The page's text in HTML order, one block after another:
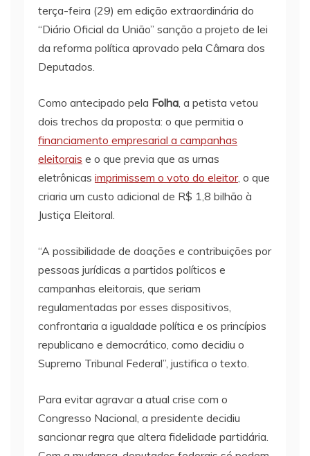
terça-feira (29) em edição extraordinária do
“Diário Oficial da União” sanção a projeto de lei
da reforma política aprovado pela Câmara dos
Deputados.
Como antecipado pela Folha, a petista vetou
dois trechos da proposta: o que permitia o
financiamento empresarial a campanhas
eleitorais e o que previa que as urnas
eletrônicas imprimissem o voto do eleitor, o que
criaria um custo adicional de R$ 1,8 bilhão à
Justiça Eleitoral.
“A possibilidade de doações e contribuições por
pessoas jurídicas a partidos políticos e
campanhas eleitorais, que seriam
regulamentadas por esses dispositivos,
confrontaria a igualdade política e os princípios
republicano e democrático, como decidiu o
Supremo Tribunal Federal”, justifica o texto.
Para evitar agravar a atual crise com o
Congresso Nacional, a presidente decidiu
sancionar regra que altera fidelidade partidária.